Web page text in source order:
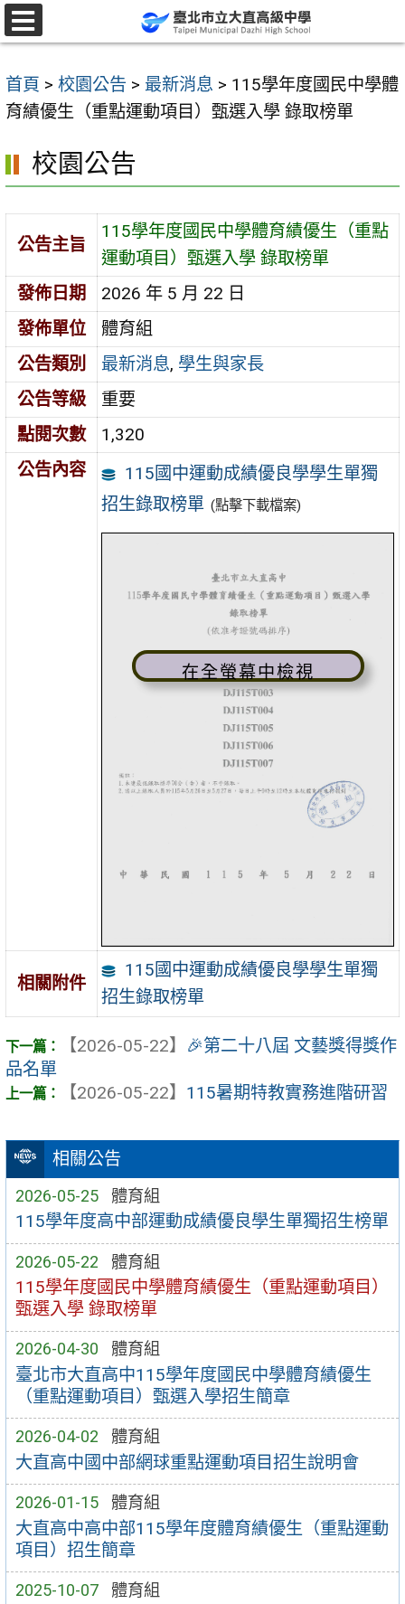
跳
至
要
內
區
首頁 > 校園公告 > 最新消息 > 115學年度國民中學體
育績優生（重點運動項目）甄選入學 錄取榜單
相關公告
2026-05-25 體育組
115學年度高中部運動成績優良學生單獨招生榜單
2026-05-22 體育組
115學年度國民中學體育績優生（重點運動項目）
甄選入學 錄取榜單
2026-04-30 體育組
臺北市大直高中115學年度國民中學體育績優生
（重點運動項目）甄選入學招生簡章
2026-04-02 體育組
大直高中國中部網球重點運動項目招生說明會
2026-01-15 體育組
大直高中高中部115學年度體育績優生（重點運動
項目）招生簡章
2025-10-07 體育組
校園公告
公告主旨
115學年度國民中學體育績優生（重點
運動項目）甄選入學 錄取榜單
發佈日期
2026 年 5 月 22 日
發佈單位
體育組
公告類別
最新消息, 學生與家長
公告等級
重要
點閱次數
1,320
公告內容
115國中運動成績優良學學生單獨
招生錄取榜單 (點擊下載檔案)
在全螢幕中檢視
相關附件
115國中運動成績優良學學生單獨
招生錄取榜單
【2026-05-22】 🎉第二十八屆 文藝獎得獎作
品名單
【2026-05-22】 115暑期特教實務進階研習
選
單